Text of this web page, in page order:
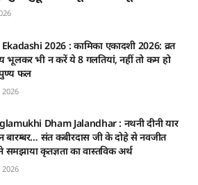
2026 : कामिका एकादशी 2026: व्रत
भूलकर भी न करें ये 8 गलतियां, नहीं तो कम हो
फल
Dham Jalandhar : नथनी दीनी यार
बारम्बर… संत कबीरदास जी के दोहे से नवजीत
समझाया कृतज्ञता का वास्तविक अर्थ